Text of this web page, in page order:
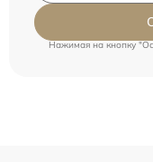
Нажимая на кнопку